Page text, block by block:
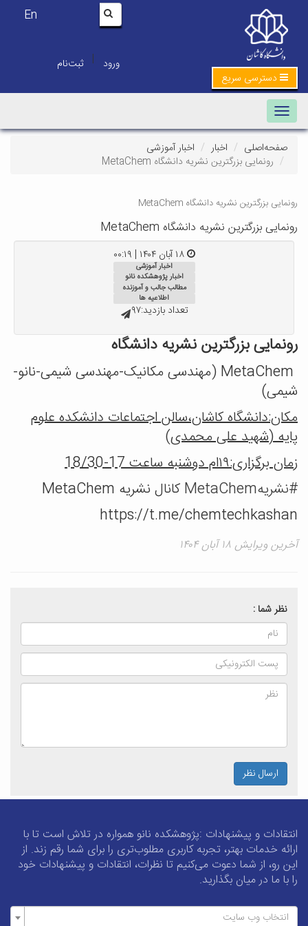
En
ورود | ثبت‌نام
دسترسی سریع
Toggle navigation
صفحه‌اصلی اخبار
اخبار آموزشی
رونمایی بزرگترین نشریه دانشگاه MetaChem
رونمایی بزرگترین نشریه دانشگاه MetaChem
رونمایی بزرگترین نشریه دانشگاه MetaChem
۱۸ آبان ۱۴۰۴ | ۰۰:۱۹
اخبار آموزشی
اخبار پژوهشکده نانو
مطالب جالب و آموزنده
اطلاعیه ها
تعداد بازدید:۹۷
رونمایی بزرگترین نشریه دانشگاه
MetaChem (مهندسی مکانیک-مهندسی شیمی-نانو-
شیمی)
مکان:دانشگاه کاشان،سالن اجتماعات دانشکده علوم
پایه (شهید علی محمدی)
زمان برگزاری:۱۹ام دوشنبه ساعت 17-18/30
#نشریهMetaChem
کانال نشریه MetaChem
https://t.me/chemtechkashan
آخرین ویرایش ۱۸ آبان ۱۴۰۴
نظر شما :
ارسال نظر
انتقادات و پیشنهادات :پژوهشکده نانو همواره در تلاش است تا با
ارائه خدمات بهتر، تجربه کاربری مطلوب‌تری را برای شما رقم زند. از
این رو، از شما دعوت می‌کنیم تا نظرات، انتقادات و پیشنهادات خود
را با ما در میان بگذارید.
انتخاب وب سایت